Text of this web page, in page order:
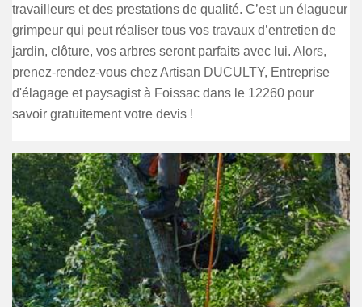
travailleurs et des prestations de qualité. C’est un élagueur
grimpeur qui peut réaliser tous vos travaux d’entretien de
jardin, clôture, vos arbres seront parfaits avec lui. Alors,
prenez-rendez-vous chez Artisan DUCULTY, Entreprise
d'élagage et paysagist à Foissac dans le 12260 pour
savoir gratuitement votre devis !